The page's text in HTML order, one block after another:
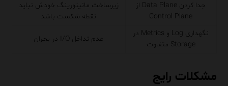
جدا کردن Data Plane از
Control Plane
زیرساخت مانیتورینگ خودش نباید
نقطه شکست باشد
نگهداری Log و Metrics در
Storage متفاوت
عدم تداخل I/O در بحران
مشکلات رایج